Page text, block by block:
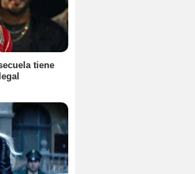
tiene